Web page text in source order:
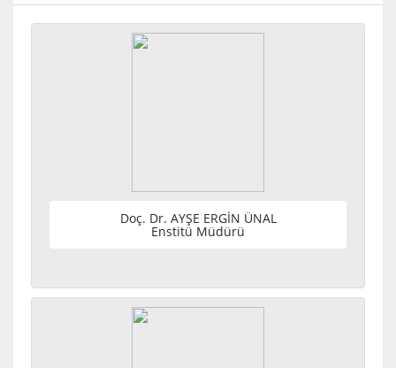
Doç. Dr. AYŞE ERGİN ÜNAL
Enstitü Müdürü